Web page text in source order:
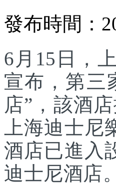
發布時間：
6月15日，
宣布，第三
店”，該酒
上海迪士
酒店已進入
迪士尼酒店。